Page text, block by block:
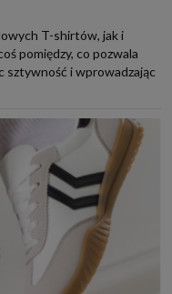
T-shirtów, jak i
pomiędzy, co pozwala
sztywność i wprowadzając